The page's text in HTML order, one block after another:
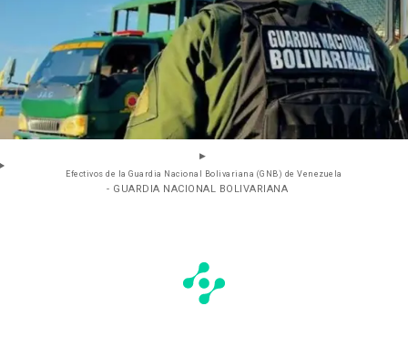
Efectivos de la Guardia Nacional Bolivariana (GNB) de Venezuela
- GUARDIA NACIONAL BOLIVARIANA